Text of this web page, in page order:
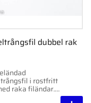
dubbel rak
i rostfritt
raka filändar.